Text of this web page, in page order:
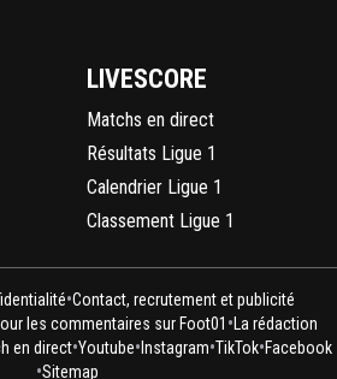
LIVESCORE
Matchs en direct
Résultats Ligue 1
Calendrier Ligue 1
Classement Ligue 1
•Contact, recrutement et publicité
les commentaires sur Foot01 • La rédaction
en direct•Youtube• Instagram•TikTok•Facebook
•Sitemap